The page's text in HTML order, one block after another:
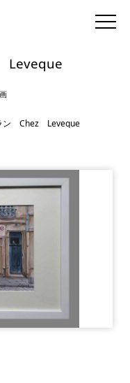
Leveque
ン Chez Leveque